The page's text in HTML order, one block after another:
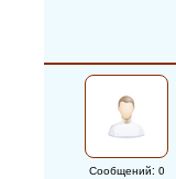
Сообщений: 0